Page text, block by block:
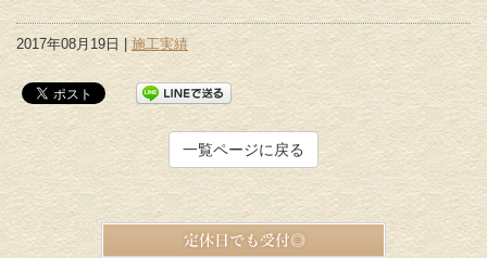
2017年08月19日 |施工実績
一覧ページに戻る